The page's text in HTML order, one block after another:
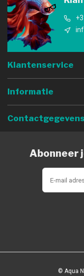
Klantenservice
Informatie
Contactgegevens
Abonneer
© Aqua